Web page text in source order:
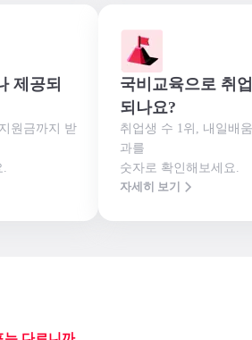
제공되
원금까지 받
.
국비교육으로 취
되나요?
취업생 수 1위, 내일배
과를
숫자로 확인해보세요.
자세히 보기